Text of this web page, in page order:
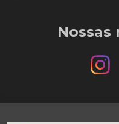
Nossas